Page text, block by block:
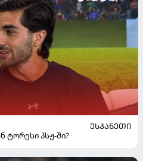
ᲔᲡᲞᲐᲜᲔᲗᲘ
ტორესი პსჟ-ში?